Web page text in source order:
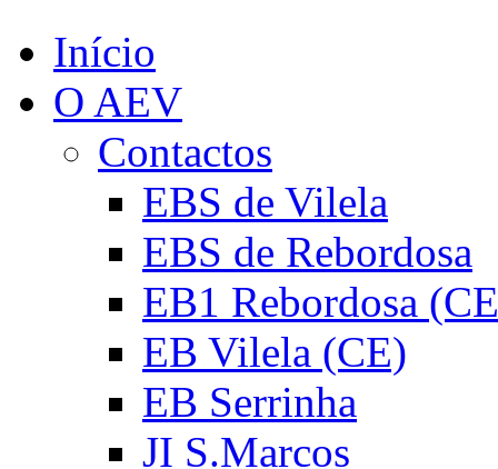
Início
O AEV
Contactos
EBS de Vilela
EBS de Rebordosa
EB1 Rebordosa
EB Vilela (CE)
EB Serrinha
JI S.Marcos